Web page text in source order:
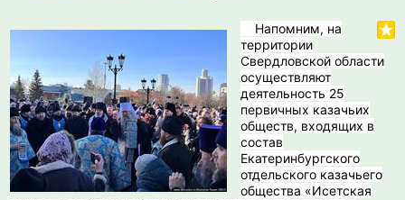
Напомним, на
территории
Свердловской области
осуществляют
деятельность 25
первичных казачьих
обществ, входящих в
состав
Екатеринбургского
отдельского казачьего
общества «Исетская